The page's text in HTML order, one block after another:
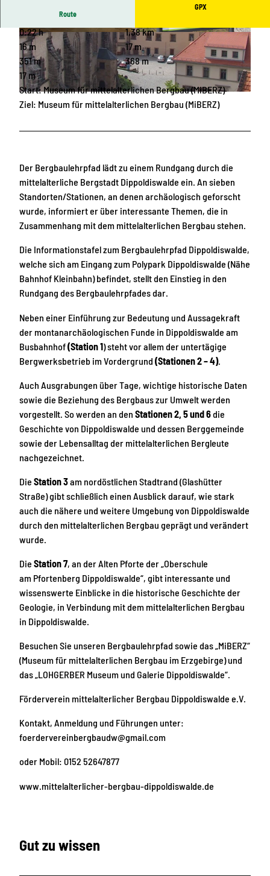
© MiBERZ, MiBERZ
© © Förderverein mittelalterlicher Bergbau Dip
poldiswalde e.V. , © Förderverein mittelalterliche
r Bergbau Dippoldiswalde e.V.
Route
GPX
0:22 h
1,38 km
16 m
17 m
351 m
368 m
17 m
Start: Museum für mittelalterlichen Bergbau (MiBERZ)
Ziel: Museum für mittelalterlichen Bergbau (MiBERZ)
Der Bergbaulehrpfad lädt zu einem Rundgang durch die
mittelalterliche Bergstadt Dippoldiswalde ein. An sieben
Standorten/Stationen, an denen archäologisch geforscht
wurde, informiert er über interessante Themen, die in
Zusammenhang mit dem mittelalterlichen Bergbau stehen.
Die Informationstafel zum Bergbaulehrpfad Dippoldiswalde,
welche sich am Eingang zum Polypark Dippoldiswalde (Nähe
Bahnhof Kleinbahn) befindet, stellt den Einstieg in den
Rundgang des Bergbaulehrpfades dar.
Neben einer Einführung zur Bedeutung und Aussagekraft
der montanarchäologischen Funde in Dippoldiswalde am
Busbahnhof(Station 1) steht vor allem der untertägige
Bergwerksbetrieb im Vordergrund (Stationen 2 – 4).
Auch Ausgrabungen über Tage, wichtige historische Daten
sowie die Beziehung des Bergbaus zur Umwelt werden
vorgestellt. So werden an den Stationen 2, 5 und 6die
Geschichte von Dippoldiswalde und dessen Berggemeinde
sowie der Lebensalltag der mittelalterlichen Bergleute
nachgezeichnet.
Die Station 3am nordöstlichen Stadtrand (Glashütter
Straße) gibt schließlich einen Ausblick darauf, wie stark
auch die nähere und weitere Umgebung von Dippoldiswalde
durch den mittelalterlichen Bergbau geprägt und verändert
wurde.
Die Station 7, an der Alten Pforte der „Oberschule
am Pfortenberg Dippoldiswalde“, gibt interessante und
wissenswerte Einblicke in die historische Geschichte der
Geologie, in Verbindung mit dem mittelalterlichen Bergbau
in Dippoldiswalde.
Besuchen Sie unseren Bergbaulehrpfad sowie das „MiBERZ“
(Museum für mittelalterlichen Bergbau im Erzgebirge) und
das „LOHGERBER Museum und Galerie Dippoldiswalde“.
Förderverein mittelalterlicher Bergbau Dippoldiswalde e.V.
Kontakt, Anmeldung und Führungen unter:
foerdervereinbergbaudw@gmail.com
oder Mobil: 0152 52647877
www.mittelalterlicher-bergbau-dippoldiswalde.de
Gut zu wissen